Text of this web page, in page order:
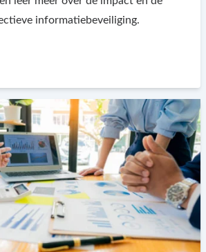
informatiebeveiliging.